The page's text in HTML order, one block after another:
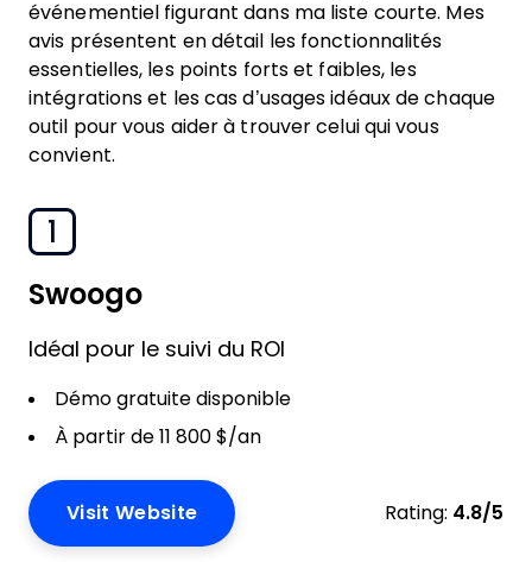
événementiel figurant dans ma liste courte. Mes
avis présentent en détail les fonctionnalités
essentielles, les points forts et faibles, les
intégrations et les cas d’usages idéaux de chaque
outil pour vous aider à trouver celui qui vous
convient.
1
Swoogo
Idéal pour le suivi du ROI
Démo gratuite disponible
À partir de 11 800 $/an
Visit Website Rating: 4.8/5